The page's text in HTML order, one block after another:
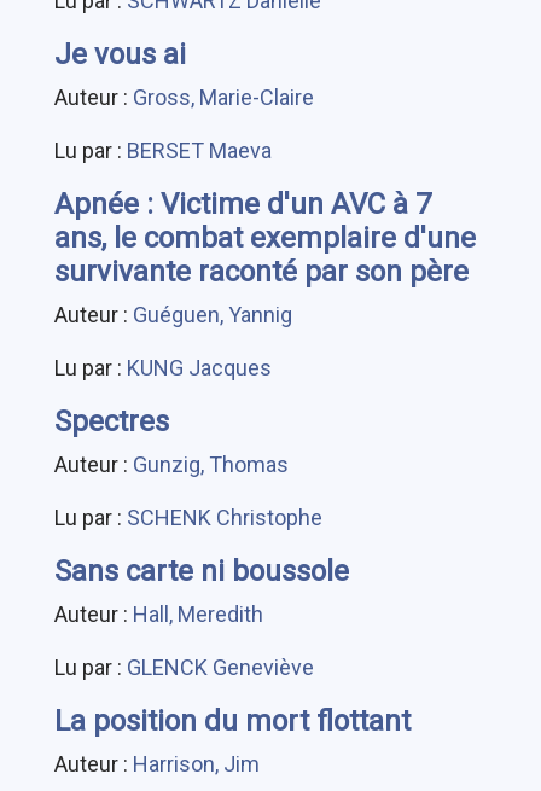
Je vous ai
Auteur : Gross, Marie-Claire
Lu par : BERSET Maeva
Apnée : Victime d'un AVC à 7
ans, le combat exemplaire d'une
survivante raconté par son père
Auteur : Guéguen, Yannig
Lu par : KUNG Jacques
Spectres
Auteur : Gunzig, Thomas
Lu par : SCHENK Christophe
Sans carte ni boussole
Auteur : Hall, Meredith
Lu par : GLENCK Geneviève
La position du mort flottant
Auteur : Harrison, Jim